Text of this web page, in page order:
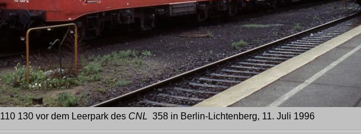
110 130 vor dem Leerpark des CNL 358 in Berlin-Lichtenberg, 11. Juli 1996